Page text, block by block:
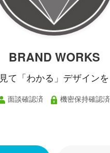
BRAND WORKS
見て「わかる」デザインを
面談確認済 機密保持確認済